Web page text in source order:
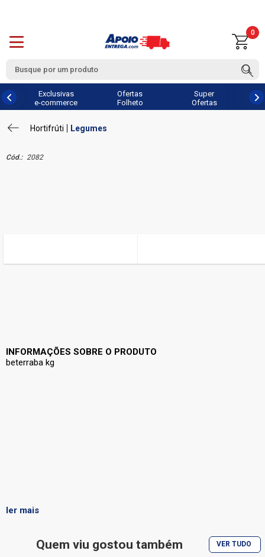
0
Exclusivas
e-commerce
Ofertas
Folheto
Super
Ofertas
Hortifrúti Legumes
Cód.: 2082
INFORMAÇÕES SOBRE O PRODUTO
beterraba kg
ler mais
Quem viu gostou também VER TUDO